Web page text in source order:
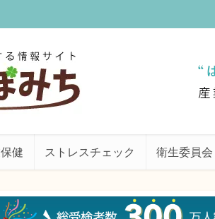
健 ストレスチェック 衛生委員会